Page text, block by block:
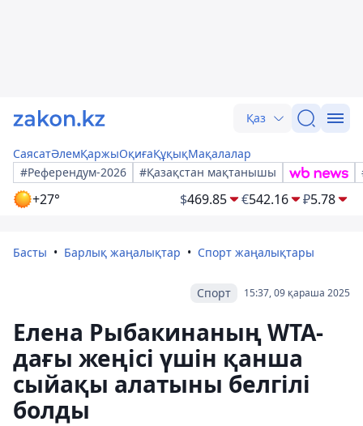
Қаз
СаясатӘлемҚаржыОқиғаҚұқықМақалалар
#Референдум-2026
#Қазақстан мақтанышы
+27° $469.85 €542.16 ₽5.78
Басты Барлық жаңалықтар Спорт жаңалықтары
15:37, 09 қараша 2025
Спорт
Елена Рыбакинаның WTA-
дағы жеңісі үшін қанша
сыйақы алатыны белгілі
болды